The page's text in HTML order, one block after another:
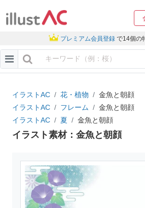
プレミアム会員登録 で14個の
イラストAC 花・植物
金魚と朝顔
イラストAC
フレーム
金魚と朝顔
イラストAC
夏 金魚と朝顔
イラスト素材：金魚と朝顔